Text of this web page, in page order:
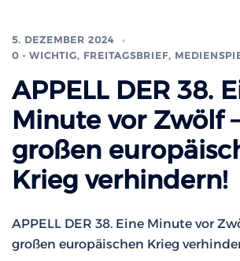
5. DEZEMBER 2024
0 - WICHTIG, FREITAGSBRIEF,
APPELL DER 38.
Minute vor Zwölf
großen
Krieg verhindern!
APPELL DER 38. Eine Minute vor
großen europäischen Krieg